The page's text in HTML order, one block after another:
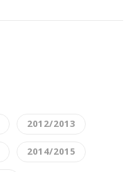
2012/2013
2014/2015